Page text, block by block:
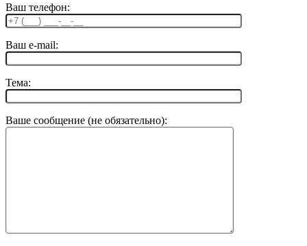
Ваш телефон:
Ваш e-mail:
Тема:
Ваше сообщение (не обязательно):